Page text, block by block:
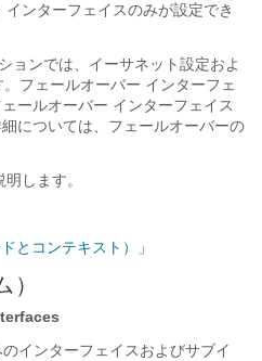
ンターフェイスのみが設定でき
ョンでは、イーサネット設定およ
フェールオーバー インターフェ
ールオーバー インターフェイス
については、フェールオーバーの
します。
とコンテキスト）」
インターフェイスおよびサブイ